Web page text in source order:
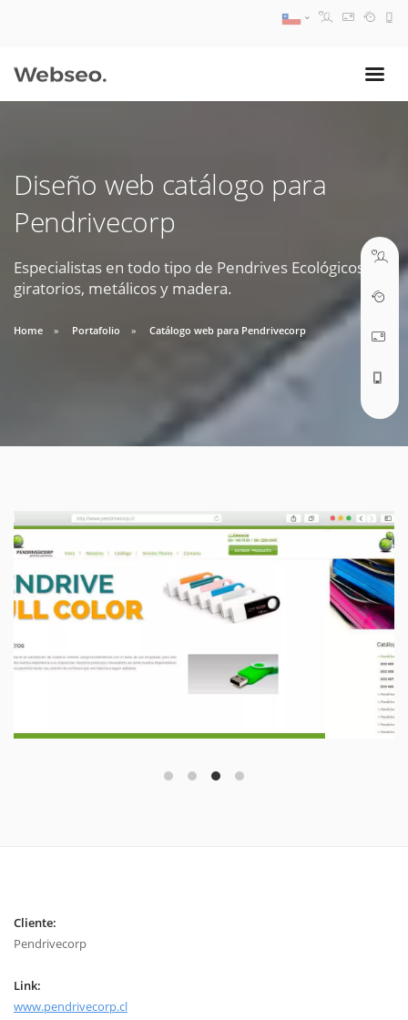
Diseño web catálogo para
Pendrivecorp
Especialistas en todo tipo de Pendrives Ecológicos,
giratorios, metálicos y madera.
Home Portafolio Catálogo web para Pendrivecorp
Cliente:
Pendrivecorp
Link:
www.pendrivecorp.cl
09:30 AM A 18:30 PM
soporte@webseo.cl
ABRIR TICKET